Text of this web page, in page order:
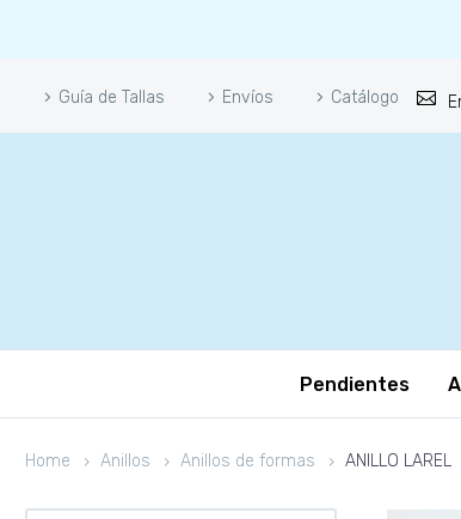
Guía de Tallas Envíos Catálogo
Pendientes
Home Anillos Anillos de formas ANILLO LAREL